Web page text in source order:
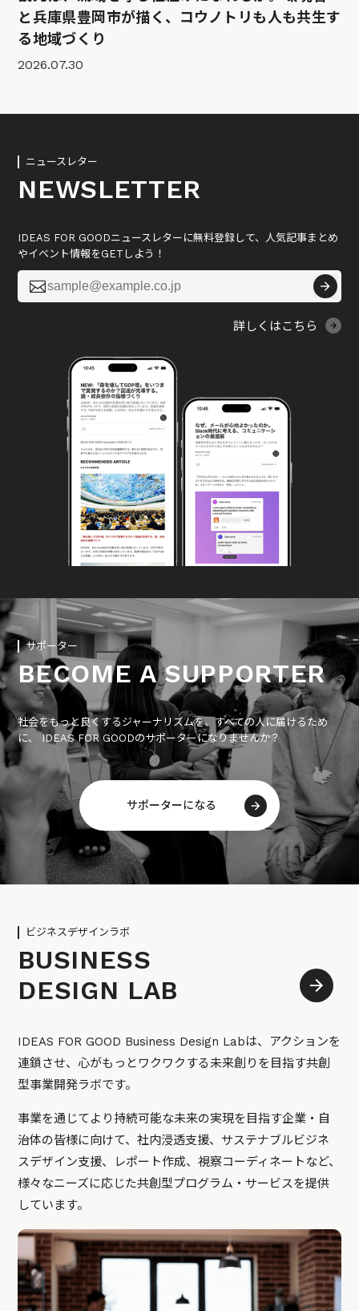
と兵庫県豊岡市が描く、コウノトリも人も共生す
る地域づくり
2026.07.30
ニュースレター
NEWSLETTER
IDEAS FOR GOODニュースレターに無料登録して、人気記事まとめ
やイベント情報をGETしよう！

詳しくはこちら
サポーター
BECOME A SUPPORTER
社会をもっと良くするジャーナリズムを、すべての人に届けるため
に、 IDEAS FOR GOODのサポーターになりませんか？
サポーターになる
ビジネスデザインラボ
BUSINESS
DESIGN LAB
IDEAS FOR GOOD Business Design Labは、アクションを
連鎖させ、心がもっとワクワクする未来創りを目指す共創
型事業開発ラボです。
事業を通じてより持続可能な未来の実現を目指す企業・自
治体の皆様に向けて、社内浸透支援、サステナブルビジネ
スデザイン支援、レポート作成、視察コーディネートなど、
様々なニーズに応じた共創型プログラム・サービスを提供
しています。